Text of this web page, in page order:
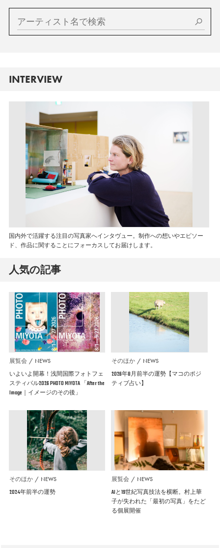
INTERVIEW
国内外で活躍する注目の写真家へインタヴュー。制作への想いやエピソー
ド、作品に関することにフォーカスしてお届けします。
人気の記事
展覧会 NEWS
いよいよ開幕！浅間国際フォトフェ
スティバル2026 PHOTO MIYOTA 「After the
Image｜イメージのその後」
そのほか NEWS
2026年8月前半の運勢【マコのポジ
ティブ占い】
そのほか NEWS
2024年前半の運勢
展覧会 NEWS
AIと19世紀写真技法を横断。村上華
子が失われた「最初の写真」をたど
る個展開催